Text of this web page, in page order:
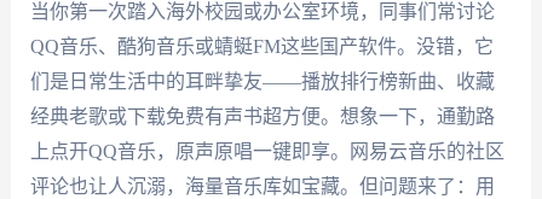
当你第一次踏入海外校园或办公室环境，同事们常讨论
QQ音乐、酷狗音乐或蜻蜓FM这些国产软件。没错，它
们是日常生活中的耳畔挚友——播放排行榜新曲、收藏
经典老歌或下载免费有声书超方便。想象一下，通勤路
上点开QQ音乐，原声原唱一键即享。网易云音乐的社区
评论也让人沉溺，海量音乐库如宝藏。但问题来了：用